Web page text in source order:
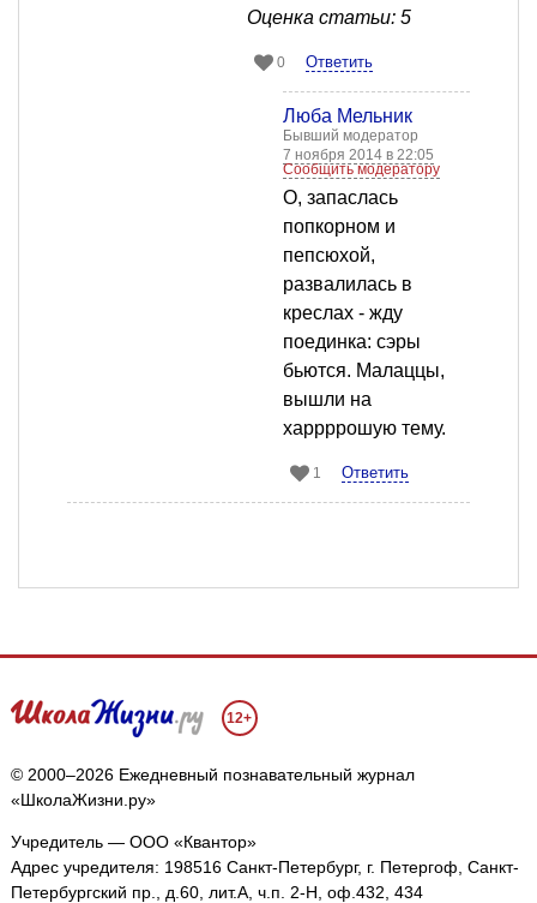
Оценка статьи: 5
0 Ответить
Люба Мельник
Бывший модератор
7 ноября 2014 в 22:05
Сообщить модератору
О, запаслась
попкорном и
пепсюхой,
развалилась в
креслах - жду
поединка: сэры
бьются. Малаццы,
вышли на
харрррошую тему.
1 Ответить
12+
© 2000–2026 Ежедневный познавательный журнал
«ШколаЖизни.ру»
Учредитель — ООО «Квантор»
Адрес учредителя: 198516 Санкт-Петербург, г. Петергоф, Санкт-
Петербургский пр., д.60, лит.А, ч.п. 2-Н, оф.432, 434